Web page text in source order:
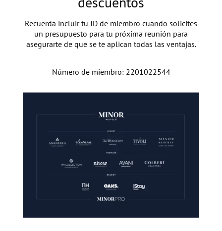
Recuerda incluir tu ID de miembro cuando solicites
un presupuesto para tu próxima reunión para
asegurarte de que se te aplican todas las ventajas.
Número de miembro: 2201022544